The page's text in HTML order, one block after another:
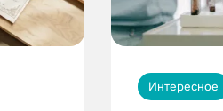
Интересное